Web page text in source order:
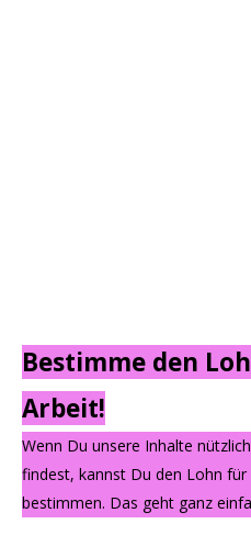
Bestimme den
Arbeit!
Wenn Du unsere Inhalte
findest, kannst Du den Lohn
bestimmen. Das geht ganz